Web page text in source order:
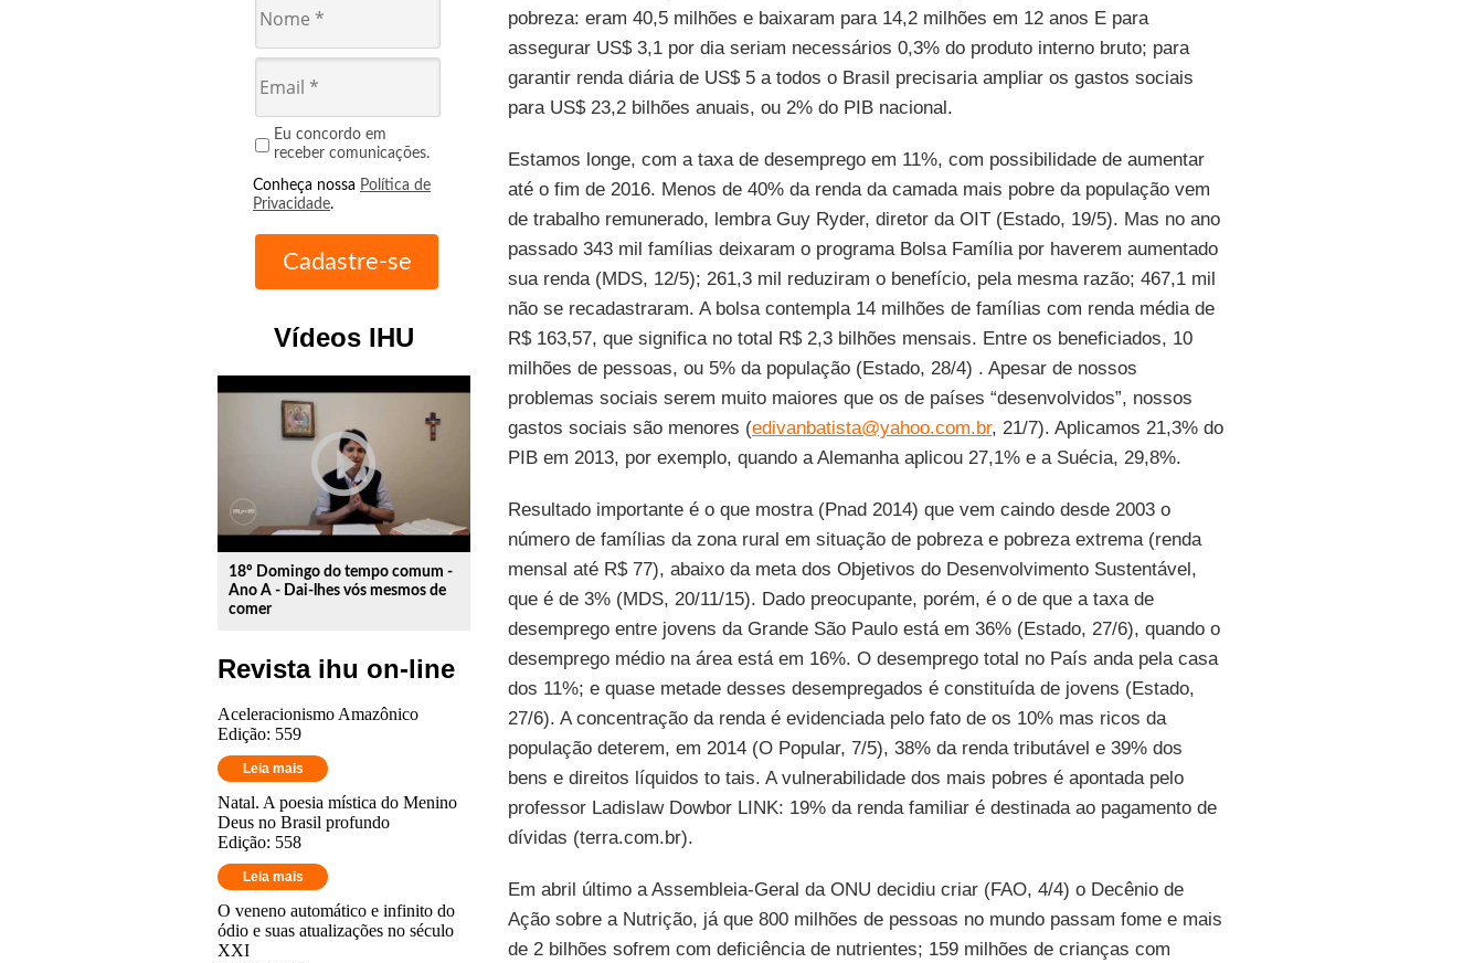
Eu concordo em
receber comunicações.
Conheça nossa Política de
Privacidade.
Vídeos IHU
play_circle_outline
18º Domingo do tempo comum -
Ano A - Dai-lhes vós mesmos de
comer
Revista ihu on-line
Aceleracionismo Amazônico
Edição: 559
Leia mais
Natal. A poesia mística do Menino
Deus no Brasil profundo
Edição: 558
Leia mais
O veneno automático e infinito do
ódio e suas atualizações no século
XXI
pobreza: eram 40,5 milhões e baixaram para 14,2 milhões em 12 anos E para
assegurar US$ 3,1 por dia seriam necessários 0,3% do produto interno bruto; para
garantir renda diária de US$ 5 a todos o Brasil precisaria ampliar os gastos sociais
para US$ 23,2 bilhões anuais, ou 2% do PIB nacional.
Estamos longe, com a taxa de desemprego em 11%, com possibilidade de aumentar
até o fim de 2016. Menos de 40% da renda da camada mais pobre da população vem
de trabalho remunerado, lembra Guy Ryder, diretor da OIT (Estado, 19/5). Mas no ano
passado 343 mil famílias deixaram o programa Bolsa Família por haverem aumentado
sua renda (MDS, 12/5); 261,3 mil reduziram o benefício, pela mesma razão; 467,1 mil
não se recadastraram. A bolsa contempla 14 milhões de famílias com renda média de
R$ 163,57, que significa no total R$ 2,3 bilhões mensais. Entre os beneficiados, 10
milhões de pessoas, ou 5% da população (Estado, 28/4) . Apesar de nossos
problemas sociais serem muito maiores que os de países “desenvolvidos”, nossos
gastos sociais são menores (edivanbatista@yahoo.com.br, 21/7). Aplicamos 21,3% do
PIB em 2013, por exemplo, quando a Alemanha aplicou 27,1% e a Suécia, 29,8%.
Resultado importante é o que mostra (Pnad 2014) que vem caindo desde 2003 o
número de famílias da zona rural em situação de pobreza e pobreza extrema (renda
mensal até R$ 77), abaixo da meta dos Objetivos do Desenvolvimento Sustentável,
que é de 3% (MDS, 20/11/15). Dado preocupante, porém, é o de que a taxa de
desemprego entre jovens da Grande São Paulo está em 36% (Estado, 27/6), quando o
desemprego médio na área está em 16%. O desemprego total no País anda pela casa
dos 11%; e quase metade desses desempregados é constituída de jovens (Estado,
27/6). A concentração da renda é evidenciada pelo fato de os 10% mas ricos da
população deterem, em 2014 (O Popular, 7/5), 38% da renda tributável e 39% dos
bens e direitos líquidos to tais. A vulnerabilidade dos mais pobres é apontada pelo
professor Ladislaw Dowbor LINK: 19% da renda familiar é destinada ao pagamento de
dívidas (terra.com.br).
Em abril último a Assembleia-Geral da ONU decidiu criar (FAO, 4/4) o Decênio de
Ação sobre a Nutrição, já que 800 milhões de pessoas no mundo passam fome e mais
de 2 bilhões sofrem com deficiência de nutrientes; 159 milhões de crianças com